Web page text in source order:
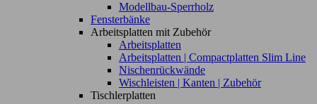
Modellbau-Sperrholz
Fensterbänke
Arbeitsplatten mit Zubehör
Arbeitsplatten
Arbeitsplatten | Compactplatten Slim Line
Nischenrückwände
Wischleisten | Kanten | Zubehör
Tischlerplatten